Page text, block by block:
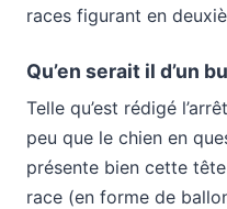
races figurant en
Qu’en serait il d’un
Telle qu’est rédigé
peu que le chien en
présente bien cette
race (en forme de